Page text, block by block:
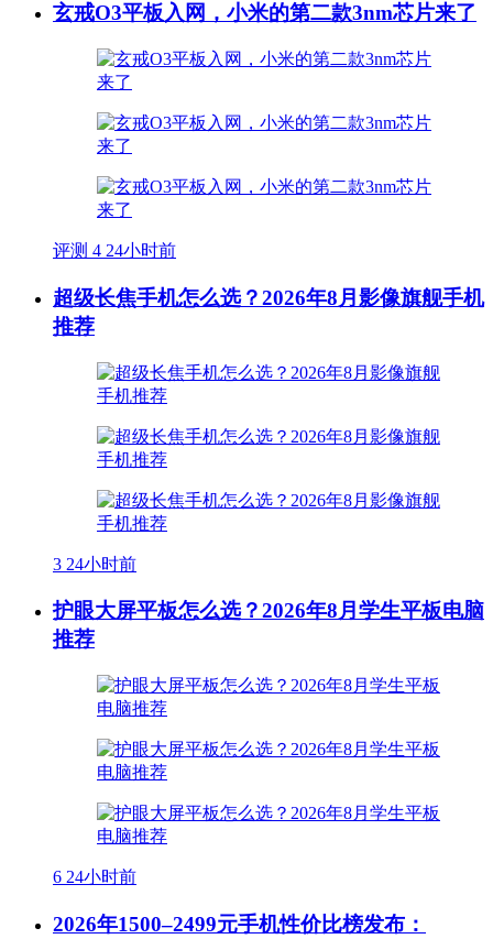
玄戒O3平板入网，小米的第二款3nm芯片来了
评测 4 24小时前
超级长焦手机怎么选？2026年8月影像旗舰手机
推荐
3 24小时前
护眼大屏平板怎么选？2026年8月学生平板电脑
推荐
6 24小时前
2026年1500–2499元手机性价比榜发布：